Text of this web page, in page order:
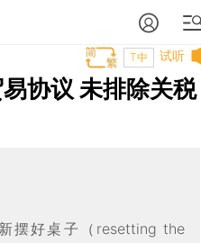
试听
T中
协议 未排除关税
摆好桌子（resetting the